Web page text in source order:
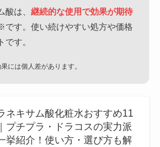
酸は、継続的な使用で効果が期待
です。使い続けやすい処方や価格
です。
には個人差があります。
ネキサム酸化粧水おすすめ11
プチプラ・ドラコスの実力派
挙紹介！使い方・選び方も解